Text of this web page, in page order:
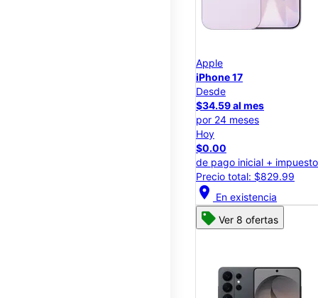
Apple
iPhone 17
Desde
$34.59 al mes
por 24 meses
Hoy
$0.00
de pago inicial +
Precio total: $829.99
location_on En existencia
Ver 8 ofertas